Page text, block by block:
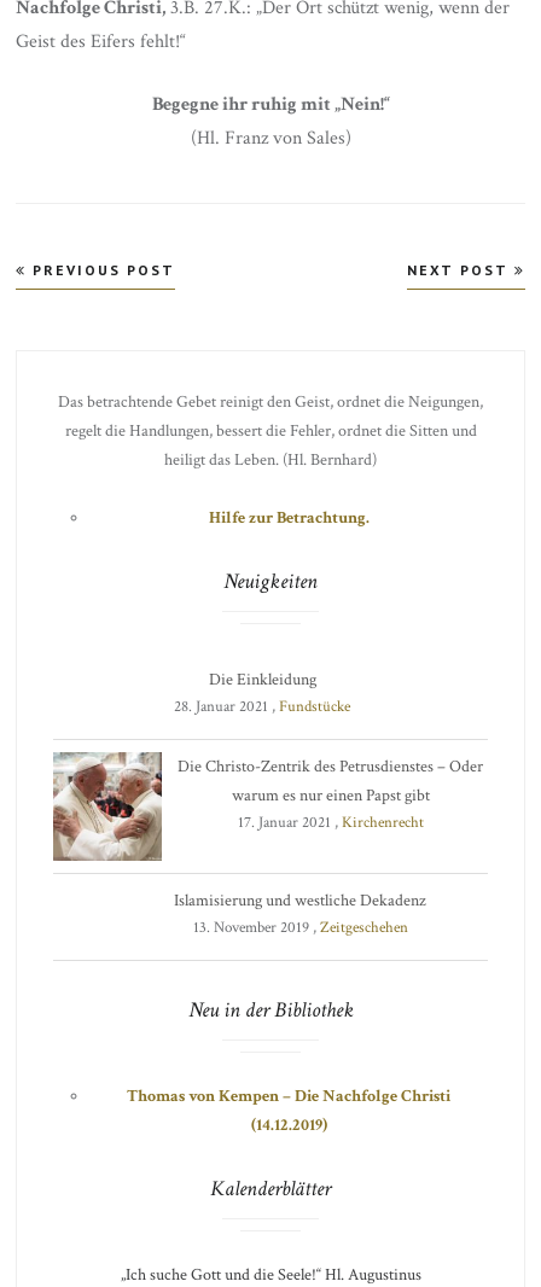
Nachfolge Christi,3.B. 27.K.: „Der Ort schützt wenig, wenn der
Geist des Eifers fehlt!“
Begegne ihr ruhig mit „Nein!“
(Hl. Franz von Sales)
Beitragsnavigation
PREVIOUS POST NEXT POST
Das betrachtende Gebet reinigt den Geist, ordnet die Neigungen,
regelt die Handlungen, bessert die Fehler, ordnet die Sitten und
heiligt das Leben. (Hl. Bernhard)
Hilfe zur Betrachtung.
Neuigkeiten
Die Einkleidung
28. Januar 2021 ,Fundstücke
Die Christo-Zentrik des Petrusdienstes – Oder
warum es nur einen Papst gibt
17. Januar 2021 ,Kirchenrecht
Islamisierung und westliche Dekadenz
13. November 2019 ,Zeitgeschehen
Neu in der Bibliothek
Thomas von Kempen – Die Nachfolge Christi
(14.12.2019)
Kalenderblätter
„Ich suche Gott und die Seele!“ Hl. Augustinus